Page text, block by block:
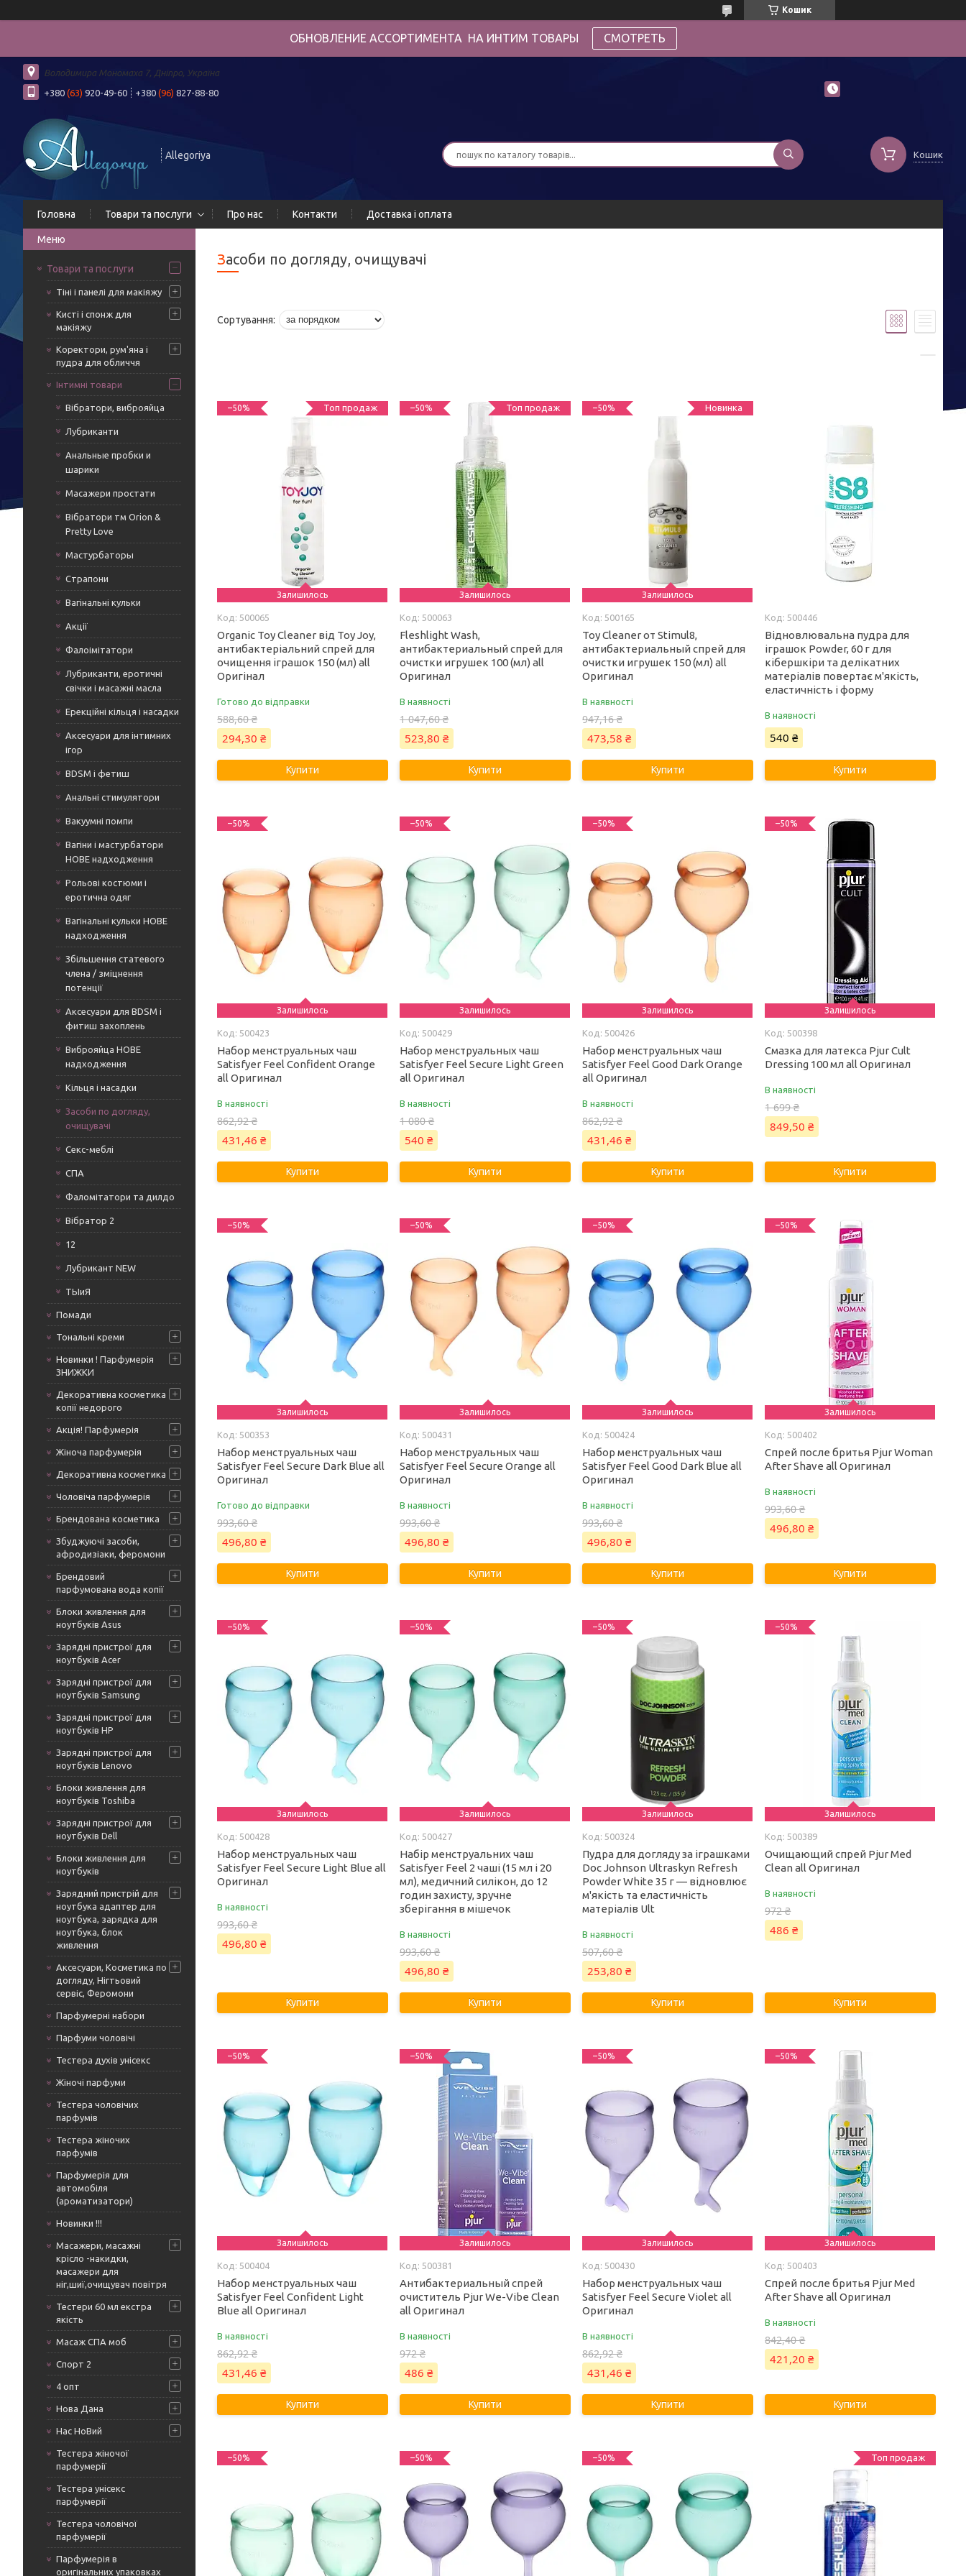
Кошик
ОБНОВЛЕНИЕ АССОРТИМЕНТА НА ИНТИМ ТОВАРЫ СМОТРЕТЬ
Володимира Мономаха 7, Дніпро, Україна
+380 (63) 920-49-60 +380 (96) 827-88-80
Allegoriya Кошик
Головна Товари та послуги Про нас Контакти Доставка і оплата
Товари та послуги
Тіні і панелі для макіяжу
Кисті і спонж для
макіяжу
Коректори, рум'яна і
пудра для обличчя
Інтимні товари
Вібратори, виброяйца
Лубриканти
Анальные пробки и
шарики
Масажери простати
Вібратори тм Orion &
Pretty Love
Мастурбаторы
Страпони
Вагінальні кульки
Акції
Фалоімітатори
Лубриканти, еротичні
свічки і масажні масла
Ерекційні кільця і насадки
Аксесуари для інтимних
ігор
BDSM і фетиш
Анальні стимулятори
Вакуумні помпи
Вагіни і мастурбатори
НОВЕ надходження
Рольові костюми і
еротична одяг
Вагінальні кульки НОВЕ
надходження
Збільшення статевого
члена / зміцнення
потенції
Аксесуари для BDSM і
фитиш захоплень
Виброяйца НОВЕ
надходження
Кільця і насадки
Засоби по догляду,
очищувачі
Секс-меблі
СПА
Фаломітатори та дилдо
Вібратор 2
12
Лубрикант NEW
ТЫиЯ
Помади
Тональні креми
Новинки ! Парфумерія
ЗНИЖКИ
Декоративна косметика
копії недорого
Акція! Парфумерія
Жіноча парфумерія
Декоративна косметика
Чоловіча парфумерія
Брендована косметика
Збуджуючі засоби,
афродизіаки, феромони
Брендовий
парфумована вода копії
Блоки живлення для
ноутбуків Asus
Зарядні пристрої для
ноутбуків Acer
Зарядні пристрої для
ноутбуків Samsung
Зарядні пристрої для
ноутбуків HP
Зарядні пристрої для
ноутбуків Lenovo
Блоки живлення для
ноутбуків Toshiba
Зарядні пристрої для
ноутбуків Dell
Блоки живлення для
ноутбуків
Зарядний пристрій для
ноутбука адаптер для
ноутбука, зарядка для
ноутбука, блок
живлення
Аксесуари, Косметика по
догляду, Нігтьовий
сервіс, Феромони
Парфумерні набори
Парфуми чоловічі
Тестера духів унісекс
Жіночі парфуми
Тестера чоловічих
парфумів
Тестера жіночих
парфумів
Парфумерія для
автомобіля
(ароматизатори)
Новинки !!!
Масажери, масажні
крісло -накидки,
масажери для
ніг,шиї,очищувач повітря
Тестери 60 мл екстра
якість
Масаж СПА моб
Спорт 2
4 опт
Нова Дана
Нас НоВий
Тестера жіночої
парфумерії
Тестера унісекс
парфумерії
Тестера чоловічої
парфумерії
Парфумерія в
оригінальних упаковках
Засоби по догляду, очищувачі
–50%
Залишилось
Топ продаж
500065
Organic Toy Cleaner від Toy Joy,
антибактеріальний спрей для
очищення іграшок 150 (мл) all
Оригінал
Готово до відправки
588,60 ₴
294,30 ₴
Купити
–50%
Залишилось
Топ продаж
500063
Fleshlight Wash,
антибактериальный спрей для
очистки игрушек 100 (мл) all
Оригинал
В наявності
1 047,60 ₴
523,80 ₴
Купити
–50%
Залишилось
Новинка
500165
Toy Cleaner от Stimul8,
антибактериальный спрей для
очистки игрушек 150 (мл) all
Оригинал
В наявності
947,16 ₴
473,58 ₴
Купити
500446
Відновлювальна пудра для
іграшок Powder, 60 г для
кібершкіри та делікатних
матеріалів повертає м'якість,
еластичність і форму
В наявності
540 ₴
Купити
–50%
Залишилось
500423
Набор менструальных чаш
Satisfyer Feel Confident Orange
all Оригинал
В наявності
862,92 ₴
431,46 ₴
Купити
–50%
Залишилось
500429
Набор менструальных чаш
Satisfyer Feel Secure Light Green
all Оригинал
В наявності
1 080 ₴
540 ₴
Купити
–50%
Залишилось
500426
Набор менструальных чаш
Satisfyer Feel Good Dark Orange
all Оригинал
В наявності
862,92 ₴
431,46 ₴
Купити
–50%
Залишилось
500398
Смазка для латекса Pjur Cult
Dressing 100 мл all Оригинал
В наявності
1 699 ₴
849,50 ₴
Купити
–50%
Залишилось
500353
Набор менструальных чаш
Satisfyer Feel Secure Dark Blue all
Оригинал
Готово до відправки
993,60 ₴
496,80 ₴
Купити
–50%
Залишилось
500431
Набор менструальных чаш
Satisfyer Feel Secure Orange all
Оригинал
В наявності
993,60 ₴
496,80 ₴
Купити
–50%
Залишилось
500424
Набор менструальных чаш
Satisfyer Feel Good Dark Blue all
Оригинал
В наявності
993,60 ₴
496,80 ₴
Купити
–50%
Залишилось
500402
Спрей после бритья Pjur Woman
After Shave all Оригинал
В наявності
993,60 ₴
496,80 ₴
Купити
–50%
Залишилось
500428
Набор менструальных чаш
Satisfyer Feel Secure Light Blue all
Оригинал
В наявності
993,60 ₴
496,80 ₴
Купити
–50%
Залишилось
500427
Набір менструальних чаш
Satisfyer Feel 2 чаші (15 мл і 20
мл), медичний силікон, до 12
годин захисту, зручне
зберігання в мішечок
В наявності
993,60 ₴
496,80 ₴
Купити
–50%
Залишилось
500324
Пудра для догляду за іграшками
Doc Johnson Ultraskyn Refresh
Powder White 35 г — відновлює
м'якість та еластичність
матеріалів Ult
В наявності
507,60 ₴
253,80 ₴
Купити
–50%
Залишилось
500389
Очищающий спрей Pjur Med
Clean all Оригинал
В наявності
972 ₴
486 ₴
Купити
–50%
Залишилось
500404
Набор менструальных чаш
Satisfyer Feel Confident Light
Blue all Оригинал
В наявності
862,92 ₴
431,46 ₴
Купити
–50%
Залишилось
500381
Антибактериальный спрей
очиститель Pjur We-Vibe Clean
all Оригинал
В наявності
972 ₴
486 ₴
Купити
–50%
Залишилось
500430
Набор менструальных чаш
Satisfyer Feel Secure Violet all
Оригинал
В наявності
862,92 ₴
431,46 ₴
Купити
–50%
Залишилось
500403
Спрей после бритья Pjur Med
After Shave all Оригинал
В наявності
842,40 ₴
421,20 ₴
Купити
–50% –50% –50% Топ продаж